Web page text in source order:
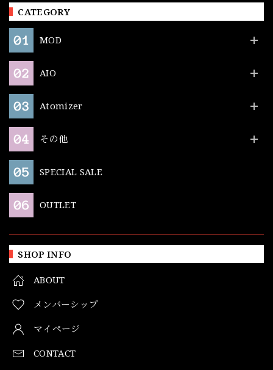
CATEGORY
MOD
AIO
Atomizer
その他
SPECIAL SALE
OUTLET
SHOP INFO
ABOUT
メンバーシップ
マイページ
CONTACT